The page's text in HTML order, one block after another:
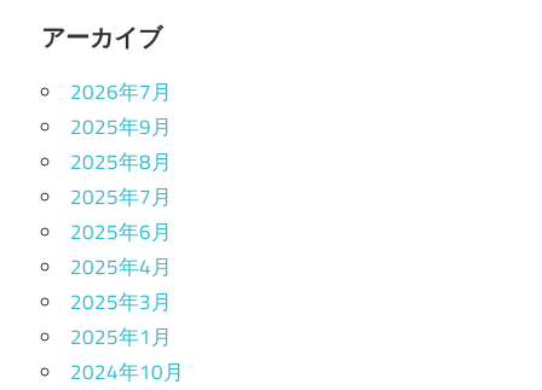
アーカイブ
2026年7月
2025年9月
2025年8月
2025年7月
2025年6月
2025年4月
2025年3月
2025年1月
2024年10月